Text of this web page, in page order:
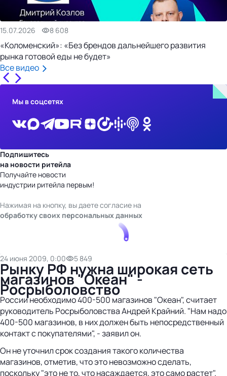
15.07.2026 8 608
«Коломенский»: «Без брендов дальнейшего развития
рынка готовой еды не будет»
Все видео
Мы в соцсетях
Подпишитесь
на новости ритейла
Получайте новости
индустрии ритейла первым!
Нажимая на кнопку, вы даете согласие на
обработку своих персональных данных
24 июня 2009, 0:00 5 849
Рынку РФ нужна широкая сеть
магазинов "Океан" -
Росрыболовство
России необходимо 400-500 магазинов "Океан", считает
руководитель Росрыболовства Андрей Крайний. "Нам надо
400-500 магазинов, в них должен быть непосредственный
контакт с покупателями", - заявил он.
Он не уточнил срок создания такого количества
магазинов, отметив, что это невозможно сделать,
поскольку "это не то, что насаждается, это само растет".